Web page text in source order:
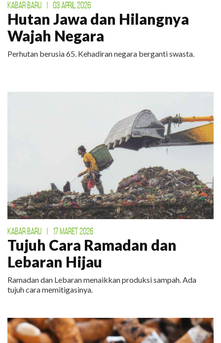
KABAR BARU 03 APRIL 2026
Hutan Jawa dan Hilangnya
Wajah Negara
Perhutan berusia 65. Kehadiran negara berganti swasta.
KABAR BARU 17 MARET 2026
Tujuh Cara Ramadan dan
Lebaran Hijau
Ramadan dan Lebaran menaikkan produksi sampah. Ada
tujuh cara memitigasinya.